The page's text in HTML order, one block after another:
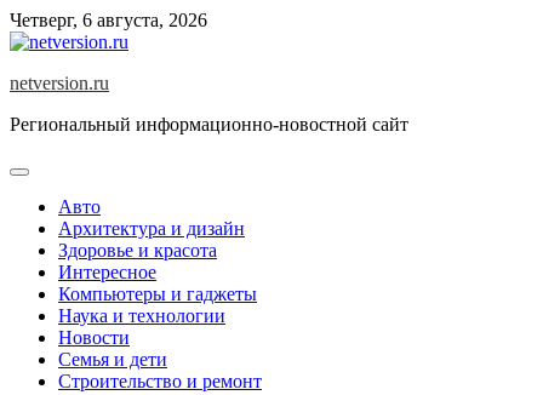
Skip
to
Четверг, 6 августа, 2026
netversion.ru
Региональный информационно-новостной сайт
Авто
Архитектура и дизайн
Здоровье и красота
Интересное
Компьютеры и гаджеты
Наука и технологии
Новости
Семья и дети
Строительство и ремонт